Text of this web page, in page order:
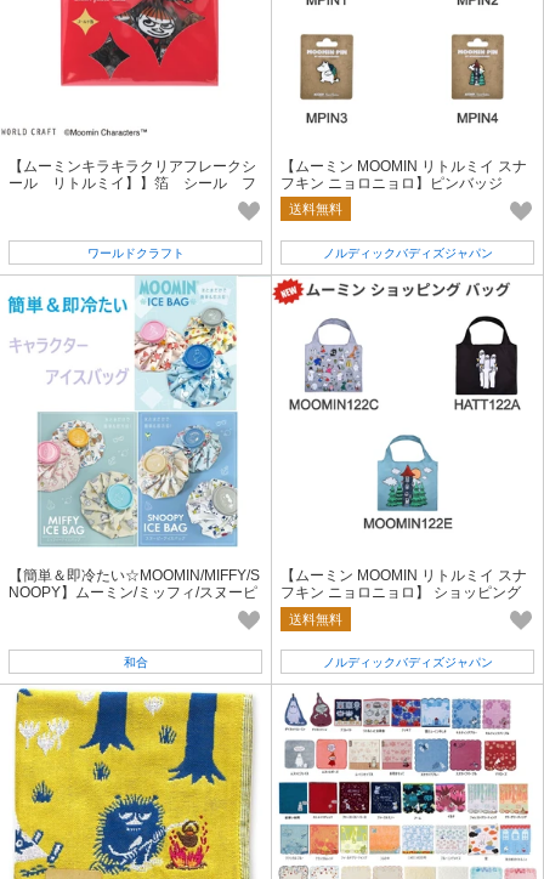
【ムーミンキラキラクリアフレークシ
ール リトルミイ】】箔 シール フ
レークシール キャラクター 北欧
ワールドクラフト
【ムーミン MOOMIN リトルミイ スナ
フキン ニョロニョロ】ピンバッジ
送料無料
ノルディックバディズジャパン
【簡単＆即冷たい☆MOOMIN/MIFFY/S
NOOPY】ムーミン/ミッフィ/スヌーピ
和合
【ムーミン MOOMIN リトルミイ スナ
フキン ニョロニョロ】 ショッピング
バッグ
送料無料
ノルディックバディズジャパン